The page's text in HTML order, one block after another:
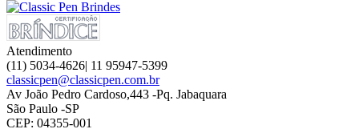
Atendimento
(11) 5034-4626| 11 95947-5399
classicpen@classicpen.com.br
Av João Pedro Cardoso,443 -Pq. Jabaquara
São Paulo -SP
CEP: 04355-001